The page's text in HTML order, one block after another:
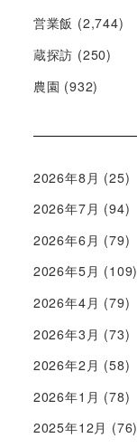
営業飯 (2,744)
蔵探訪 (250)
農園 (932)
2026年8月 (25)
2026年7月 (94)
2026年6月 (79)
2026年5月 (109)
2026年4月 (79)
2026年3月 (73)
2026年2月 (58)
2026年1月 (78)
2025年12月 (76)